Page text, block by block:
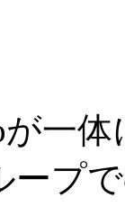
が一
ープ